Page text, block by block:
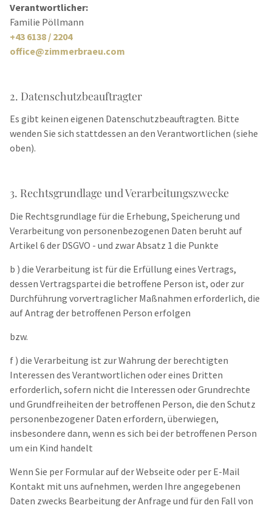
Verantwortlicher:
Familie Pöllmann
+43 6138 / 2204
office@zimmerbraeu.com
2. Datenschutzbeauftragter
Es gibt keinen eigenen Datenschutzbeauftragten. Bitte
wenden Sie sich stattdessen an den Verantwortlichen (siehe
oben).
3. Rechtsgrundlage und Verarbeitungszwecke
Die Rechtsgrundlage für die Erhebung, Speicherung und
Verarbeitung von personenbezogenen Daten beruht auf
Artikel 6 der DSGVO - und zwar Absatz 1 die Punkte
b ) die Verarbeitung ist für die Erfüllung eines Vertrags,
dessen Vertragspartei die betroffene Person ist, oder zur
Durchführung vorvertraglicher Maßnahmen erforderlich, die
auf Antrag der betroffenen Person erfolgen
bzw.
f ) die Verarbeitung ist zur Wahrung der berechtigten
Interessen des Verantwortlichen oder eines Dritten
erforderlich, sofern nicht die Interessen oder Grundrechte
und Grundfreiheiten der betroffenen Person, die den Schutz
personenbezogener Daten erfordern, überwiegen,
insbesondere dann, wenn es sich bei der betroffenen Person
um ein Kind handelt
Wenn Sie per Formular auf der Webseite oder per E-Mail
Kontakt mit uns aufnehmen, werden Ihre angegebenen
Daten zwecks Bearbeitung der Anfrage und für den Fall von